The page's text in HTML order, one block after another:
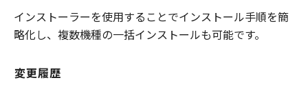
インストーラーを使用することでインストール手順を簡
略化し、複数機種の一括インストールも可能です。
変更履歴